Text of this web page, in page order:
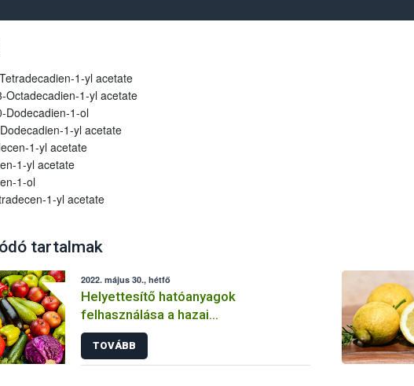
1-yl acetate
Octadecadien-1-yl acetate
Dodecadien-1-ol
1-yl acetate
1-yl acetate
1-yl acetate
1-ol
1-yl acetate
tartalmak
2022. május 30., hétfő
Helyettesítő hatóanyagok
felhasználása a hazai
növényvédelemben
TOVÁBB